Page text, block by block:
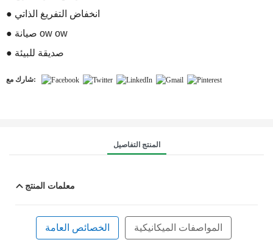
● انخفاض التفريغ الذاتي
● صيانة ow ow
● صديقة للبيئة
شارك مع:
المنتج التفاصيل
معلمات المنتج
الخصائص العامة المواصفات الميكانيكية